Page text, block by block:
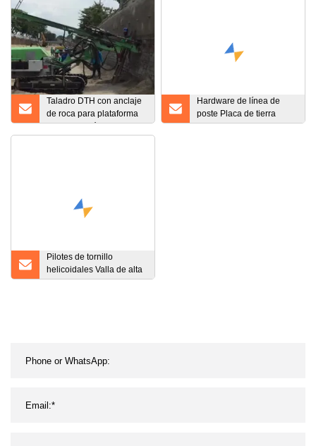
Taladro DTH con anclaje
de roca para plataforma
de perforación con
Hardware de línea de
poste Placa de tierra
forjada Ancla de placa
Pilotes de tornillo
helicoidales Valla de alta
capacidad de carga Ancla